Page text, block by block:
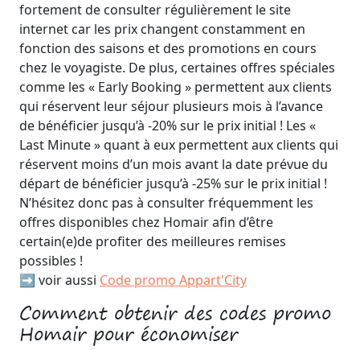
fortement de consulter régulièrement le site
internet car les prix changent constamment en
fonction des saisons et des promotions en cours
chez le voyagiste. De plus, certaines offres spéciales
comme les « Early Booking » permettent aux clients
qui réservent leur séjour plusieurs mois à l’avance
de bénéficier jusqu’à -20% sur le prix initial ! Les «
Last Minute » quant à eux permettent aux clients qui
réservent moins d’un mois avant la date prévue du
départ de bénéficier jusqu’à -25% sur le prix initial !
N’hésitez donc pas à consulter fréquemment les
offres disponibles chez Homair afin d’être
certain(e)de profiter des meilleures remises
possibles !
➡️ voir aussi Code promo Appart'City
Comment obtenir des codes promo
Homair pour économiser